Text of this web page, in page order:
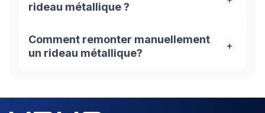
rideau métallique ?
Pour tendre ou retendre le volet, il faut faire
pivoter l’axe dans le sens de la descente de la
grille. En effectuant ce mouvement, vous allez
cette situations.
Comment remonter manuellement
un rideau métallique?